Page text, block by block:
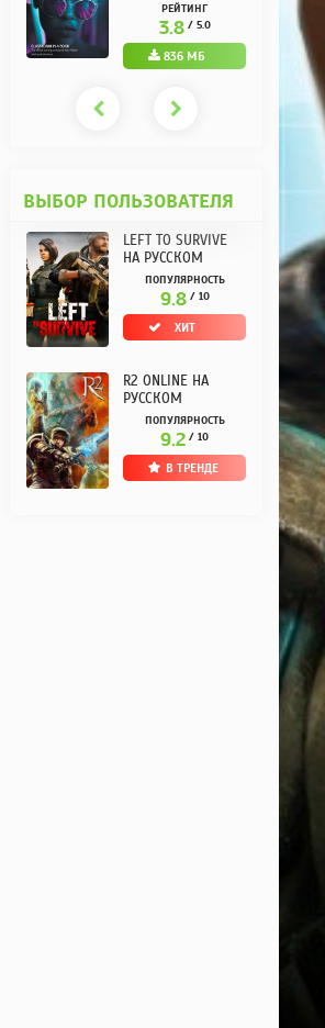
(10.3.0.10) НА
РУССКОМ REPACK
ОТ KPOJIUK
РЕЙТИНГ
3.8 / 5.0
836 МБ
ВЫБОР ПОЛЬЗОВАТЕЛЯ
LEFT TO SURVIVE
НА РУССКОМ
ПОПУЛЯРНОСТЬ
9.8 / 10
ХИТ
R2 ONLINE НА
РУССКОМ
ПОПУЛЯРНОСТЬ
9.2 / 10
В ТРЕНДЕ